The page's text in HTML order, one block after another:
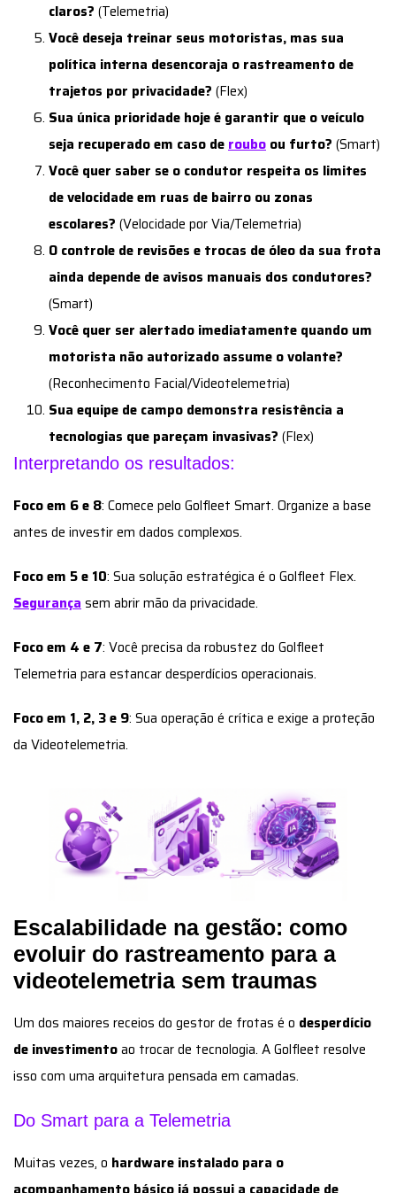
claros? (Telemetria)
Você deseja treinar seus motoristas, mas sua
política interna desencoraja o rastreamento de
trajetos por privacidade? (Flex)
Sua única prioridade hoje é garantir que o veículo
seja recuperado em caso deroubo ou furto? (Smart)
Você quer saber se o condutor respeita os limites
de velocidade em ruas de bairro ou zonas
escolares? (Velocidade por Via/Telemetria)
O controle de revisões e trocas de óleo da sua frota
ainda depende de avisos manuais dos condutores?
(Smart)
Você quer ser alertado imediatamente quando um
motorista não autorizado assume o volante?
(Reconhecimento Facial/Videotelemetria)
Sua equipe de campo demonstra resistência a
tecnologias que pareçam invasivas? (Flex)
Interpretando os resultados:
Foco em 6 e 8: Comece pelo Golfleet Smart. Organize a base
antes de investir em dados complexos.
Foco em 5 e 10: Sua solução estratégica é o Golfleet Flex.
Segurançasem abrir mão da privacidade.
Foco em 4 e 7: Você precisa da robustez do Golfleet
Telemetria para estancar desperdícios operacionais.
Foco em 1, 2, 3 e 9: Sua operação é crítica e exige a proteção
da Videotelemetria.
Escalabilidade na gestão: como
evoluir do rastreamento para a
videotelemetria sem traumas
Um dos maiores receios do gestor de frotas é o desperdício
de investimentoao trocar de tecnologia. A Golfleet resolve
isso com uma arquitetura pensada em camadas.
Do Smart para a Telemetria
Muitas vezes, o hardware instalado para o